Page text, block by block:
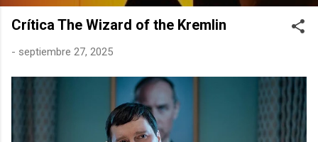
Crítica The Wizard of the Kremlin
- septiembre 27, 2025